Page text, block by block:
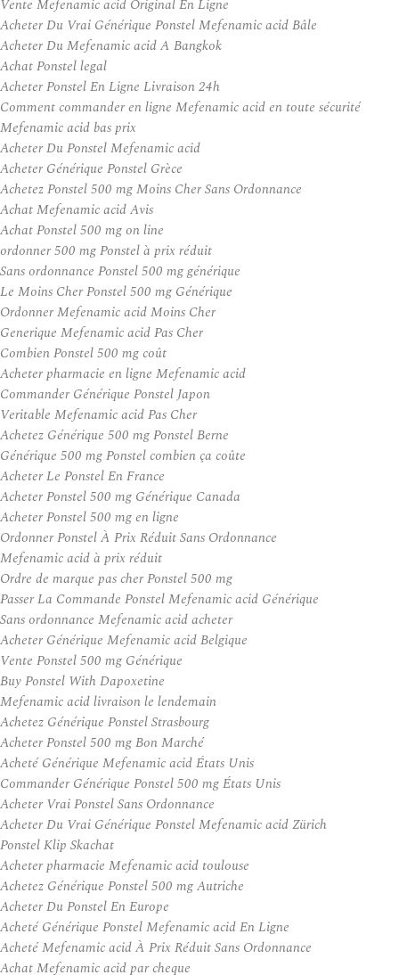
Vente Mefenamic acid Original En Ligne
Acheter Du Vrai Générique Ponstel Mefenamic acid Bâle
Acheter Du Mefenamic acid A Bangkok
Achat Ponstel legal
Acheter Ponstel En Ligne Livraison 24h
Comment commander en ligne Mefenamic acid en toute sécurité
Mefenamic acid bas prix
Acheter Du Ponstel Mefenamic acid
Acheter Générique Ponstel Grèce
Achetez Ponstel 500 mg Moins Cher Sans Ordonnance
Achat Mefenamic acid Avis
Achat Ponstel 500 mg on line
ordonner 500 mg Ponstel à prix réduit
Sans ordonnance Ponstel 500 mg générique
Le Moins Cher Ponstel 500 mg Générique
Ordonner Mefenamic acid Moins Cher
Generique Mefenamic acid Pas Cher
Combien Ponstel 500 mg coût
Acheter pharmacie en ligne Mefenamic acid
Commander Générique Ponstel Japon
Veritable Mefenamic acid Pas Cher
Achetez Générique 500 mg Ponstel Berne
Générique 500 mg Ponstel combien ça coûte
Acheter Le Ponstel En France
Acheter Ponstel 500 mg Générique Canada
Acheter Ponstel 500 mg en ligne
Ordonner Ponstel À Prix Réduit Sans Ordonnance
Mefenamic acid à prix réduit
Ordre de marque pas cher Ponstel 500 mg
Passer La Commande Ponstel Mefenamic acid Générique
Sans ordonnance Mefenamic acid acheter
Acheter Générique Mefenamic acid Belgique
Vente Ponstel 500 mg Générique
Buy Ponstel With Dapoxetine
Mefenamic acid livraison le lendemain
Achetez Générique Ponstel Strasbourg
Acheter Ponstel 500 mg Bon Marché
Acheté Générique Mefenamic acid États Unis
Commander Générique Ponstel 500 mg États Unis
Acheter Vrai Ponstel Sans Ordonnance
Acheter Du Vrai Générique Ponstel Mefenamic acid Zürich
Ponstel Klip Skachat
Acheter pharmacie Mefenamic acid toulouse
Achetez Générique Ponstel 500 mg Autriche
Acheter Du Ponstel En Europe
Acheté Générique Ponstel Mefenamic acid En Ligne
Acheté Mefenamic acid À Prix Réduit Sans Ordonnance
Achat Mefenamic acid par cheque